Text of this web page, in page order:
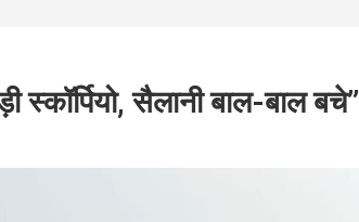
स्कॉर्पियो, सैलानी बाल-बाल बचे”